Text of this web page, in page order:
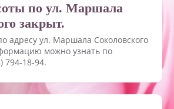
по ул. Маршала
закрыт.
адресу ул. Маршала Соколовского
можно узнать по
794-18-94.